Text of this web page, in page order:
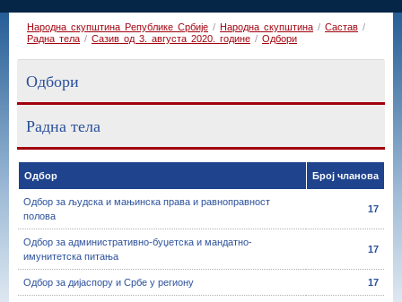
Народна скупштина Републике Србије / Народна скупштина / Састав /
Радна тела / Сазив од 3. августа 2020. године / Одбори
Одбори
Радна тела
Одбор Број чланова
Одбор за људска и мањинска права и равноправност
полова
17
Одбор за административно-буџетска и мандатно-
имунитетска питања
17
Одбор за дијаспору и Србе у региону 17